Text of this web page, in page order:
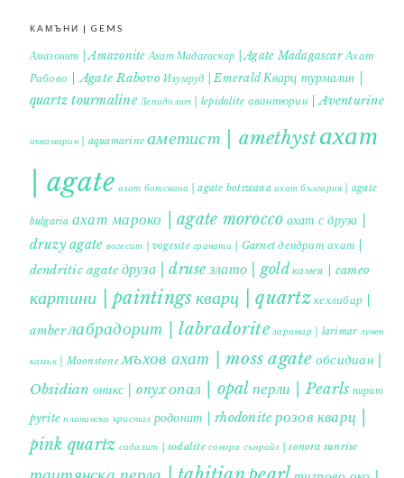
КАМЪНИ | GEMS
Амазонит | Amazonite Ахат Мадагаскар | Agate Madagascar Ахат
Рабово | Agate Rabovo Изумруд | Emerald Кварц турмалин |
quartz tourmaline Лепидолит | lepidolite авантюрин | Aventurine
аквамарин | aquamarine аметист | amethystахат
| agate ахат ботсвана | agate botswana ахат българия | agate
bulgaria ахат мароко | agate morocco ахат с друза |
druzy agate вогесит | vogesite гранати | Garnet дендрит ахат |
dendritic agate друза | druse злато | gold камея | cameo
картини | paintings кварц | quartzкехлибар |
amberлабрадорит | labradorite ларимар | larimar лунен
камък | Moonstone мъхов ахат | moss agate обсидиан |
Obsidian оникс | onyxопал | opal перли | Pearls пирит |
pyrite планински кристал родонит | rhodonite розов кварц |
pink quartz содалит | sodalite сонора сънрайз | sonora sunrise